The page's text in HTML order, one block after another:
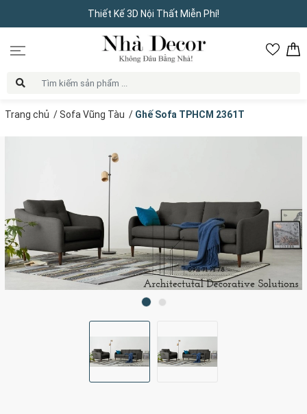
Thiết Kế 3D Nội Thất Miễn Phí!
Trang chủ /Sofa Vũng Tàu / Ghế Sofa TPHCM 2361T